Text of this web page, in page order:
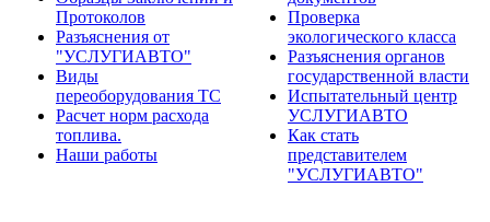
Протоколов
Разъяснения от
"УСЛУГИАВТО"
Виды
переоборудования ТС
Расчет норм расхода
топлива.
Наши работы
Проверка
экологического класса
Разъяснения органов
государственной власти
Испытательный центр
УСЛУГИАВТО
Как стать
представителем
"УСЛУГИАВТО"